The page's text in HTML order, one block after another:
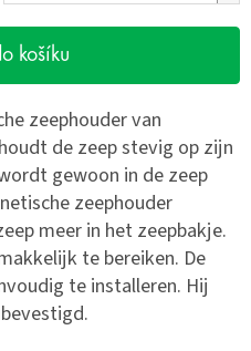
košíku
zeephouder van
de zeep stevig op zijn
gewoon in de zeep
zeephouder
meer in het zeepbakje.
te bereiken. De
te installeren. Hij